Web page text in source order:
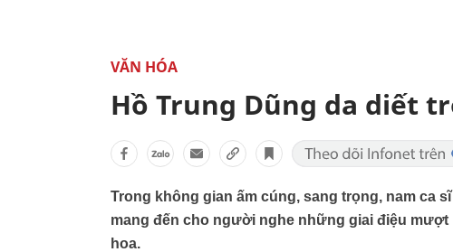
VĂN HÓA
Hồ Trung Dũng da diết
Trong không gian ấm cúng, sang trọng, nam ca
mang đến cho người nghe những giai điệu mượt
hoa.